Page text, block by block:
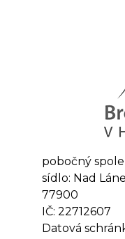
pobočný
sídlo: Nad
77900
IČ: 22712607
Datová